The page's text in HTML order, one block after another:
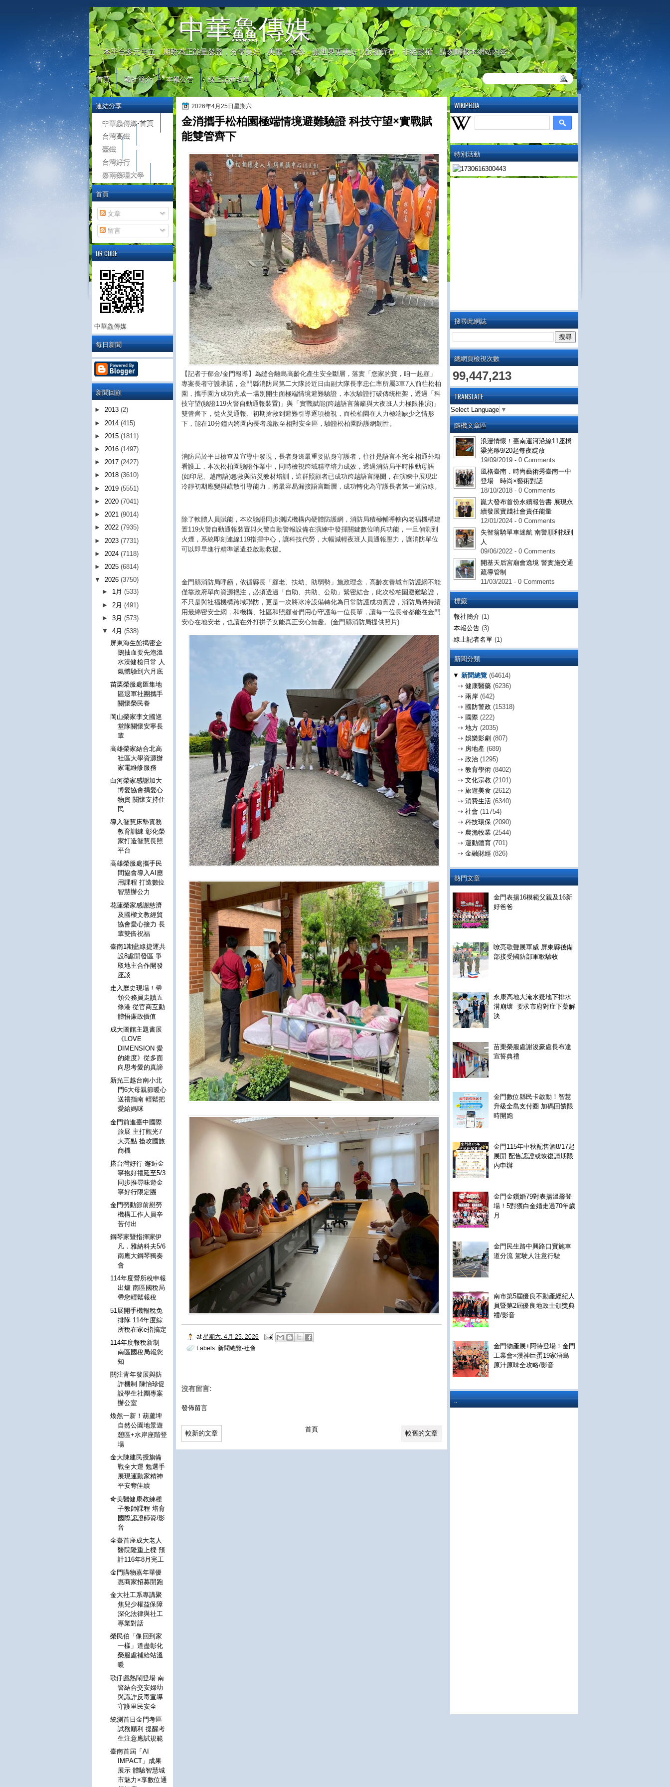
中華鱻傳媒
本平台多元中立，期盼為正能量發聲，分享美好、美麗、美學，讓世界更美好！版權所有，非經授權，請勿轉載本網站內容
首頁 報社簡介 本報公告 線上記者名單
WIKIPEDIA
特別活動
搜尋此網誌
總網頁檢視次數
99,447,213
TRANSLATE
Select Language ▼
隨機文章區
浪漫情懷！臺南運河沿線11座橋
梁光雕9/20起每夜綻放
19/09/2019 - 0 Comments
風格臺南．時尚藝術秀臺南一中
登場 時尚×藝術對話
18/10/2018 - 0 Comments
崑大發布首份永續報告書 展現永
續發展實踐社會責任能量
12/01/2024 - 0 Comments
失智翁騎單車迷航 南警順利找到
人
09/06/2022 - 0 Comments
開基天后宮廟會遶境 警實施交通
疏導管制
11/03/2021 - 0 Comments
標籤
報社簡介 (1)
本報公告 (3)
線上記者名單 (1)
新聞分類
▼ 新聞總覽 (64614)
⇢ 健康醫藥 (6236)
⇢ 兩岸 (642)
⇢ 國防警政 (15318)
⇢ 國際 (222)
⇢ 地方 (2035)
⇢ 娛樂影劇 (807)
⇢ 房地產 (689)
⇢ 政治 (1295)
⇢ 教育學術 (8402)
⇢ 文化宗教 (2101)
⇢ 旅遊美食 (2612)
⇢ 消費生活 (6340)
⇢ 社會 (11754)
⇢ 科技環保 (2090)
⇢ 農漁牧業 (2544)
⇢ 運動體育 (701)
⇢ 金融財經 (826)
熱門文章
金門表揚16模範父親及16新
好爸爸
嘹亮歌聲展軍威 屏東縣後備
部接受國防部軍歌驗收
永康高地大淹水疑地下排水
溝崩壞 要求市府對症下藥解
決
苗栗榮服處謝浚豪處長布達
宣誓典禮
金門數位縣民卡啟動！智慧
升級全島支付圈 加碼回饋限
時開跑
金門115年中秋配售酒8/17起
展開 配售認證或恢復請期限
內申辦
金門金鑽婚79對表揚溫馨登
場！5對獲白金婚走過70年歲
月
金門民生路中興路口實施車
道分流 駕駛人注意行駛
南市第5屆優良不動產經紀人
員暨第2屆優良地政士頒獎典
禮/影音
金門物產展+阿特登場！金門
工業會×漢神巨蛋19家浯島
原汁原味全攻略/影音
..
2026年4月25日星期六
金消攜手松柏園極端情境避難驗證 科技守望×實戰賦
能雙管齊下
【記者于郁金/金門報導】為縫合離島高齡化產生安全斷層，落實「您家的寶，咱一起顧」
專案長者守護承諾，金門縣消防局第二大隊於近日由副大隊長李忠仁率所屬3車7人前往松柏
園，攜手園方成功完成一場別開生面極端情境避難驗證，本次驗證打破傳統框架，透過「科
技守望(驗證119火警自動通報裝置)」與「實戰賦能(跨越語言藩籬與大夜班人力極限推演)」
雙管齊下，從火災通報、初期搶救到避難引導逐項檢視，而松柏園在人力極端缺少之情形
下，能在10分鐘內將園內長者疏散至相對安全區，驗證松柏園防護網韌性。
消防局於平日檢查及宣導中發現，長者身邊最重要貼身守護者，往往是語言不完全相通外籍
看護工，本次松柏園驗證作業中，同時檢視跨域精準培力成效，透過消防局平時推動母語
(如印尼、越南語)急救與防災教材培訓，這群照顧者已成功跨越語言隔閡，在演練中展現出
冷靜初期應變與疏散引導能力，將最容易漏接語言斷層，成功轉化為守護長者第一道防線。
除了軟體人員賦能，本次驗證同步測試機構內硬體防護網，消防局積極輔導轄內老福機構建
置119火警自動通報裝置與火警自動警報設備在演練中發揮關鍵數位哨兵功能，一旦偵測到
火煙，系統即刻連線119指揮中心，讓科技代勞，大幅減輕夜班人員通報壓力，讓消防單位
可以即早進行精準派遣並啟動救援。
金門縣消防局呼籲，依循縣長「顧老、扶幼、助弱勢」施政理念，高齡友善城市防護網不能
僅靠政府單向資源挹注，必須透過「自助、共助、公助」緊密結合，此次松柏園避難驗證，
不只是與社福機構跨域聯防，更是一次將冰冷設備轉化為日常防護成功實證，消防局將持續
用最綿密安全網，和機構、社區和照顧者們用心守護每一位長輩，讓每一位長者都能在金門
安心在地安老，也讓在外打拼子女能真正安心無憂。(金門縣消防局提供照片)
at 星期六, 4月 25, 2026
Labels: 新聞總覽-社會
沒有留言:
發佈留言
較新的文章 較舊的文章
首頁
連結分享
中華鱻傳媒-首頁
台灣高鐵
臺鐵
台灣好行
嘉南藥理大學
首頁
文章
留言
QR CODE
中華鱻傳媒
每日新聞
新聞回顧
► 2013 (2)
► 2014 (415)
► 2015 (1811)
► 2016 (1497)
► 2017 (2427)
► 2018 (3610)
► 2019 (5551)
► 2020 (7041)
► 2021 (9014)
► 2022 (7935)
► 2023 (7731)
► 2024 (7118)
► 2025 (6814)
▼ 2026 (3750)
► 1月(533)
► 2月(491)
►3月(573)
▼4月(538)
屏東海生館揭密企
鵝抽血要先泡溫
水澡健檢日常 人
氣體驗到六月底
苗栗榮服處匯集地
區退軍社團攜手
關懷榮民眷
岡山榮家李文國巡
堂隊關懷安寧長
輩
高雄榮家結合北高
社區大學資源辦
家電維修服務
白河榮家感謝加大
博愛協會捐愛心
物資 關懷支持住
民
導入智慧床墊實務
教育訓練 彰化榮
家打造智慧長照
平台
高雄榮服處攜手民
間協會導入AI應
用課程 打造數位
智慧辦公力
花蓮榮家感謝慈濟
及國樑文教經貿
協會愛心接力 長
輩雙倍祝福
臺南1期藍線捷運共
設8處開發區 爭
取地主合作開發
座談
走入歷史現場！帶
領公務員走讀五
條港 從官商互動
體悟廉政價值
成大圖館主題書展
《LOVE
DIMENSION 愛
的維度》從多面
向思考愛的真諦
新光三越台南小北
門6大母親節暖心
送禮指南 輕鬆把
愛給媽咪
金門前進臺中國際
旅展 主打觀光7
大亮點 搶攻國旅
商機
搭台灣好行-邂逅金
寧抱好禮延至5/3
同步推尋味遊金
寧好行限定團
金門勞動節前慰勞
機構工作人員辛
苦付出
鋼琴家暨指揮家伊
凡．雅納科夫5/6
南應大鋼琴獨奏
會
114年度營所稅申報
出爐 南區國稅局
帶您輕鬆報稅
51展開手機報稅免
排隊 114年度綜
所稅在家e指搞定
114年度報稅新制
南區國稅局報您
知
關注青年發展與防
詐機制 陳怡珍促
設學生社團專案
辦公室
煥然一新！葫蘆埤
自然公園地景遊
憩區+水岸座階登
場
金大陳建民授旗備
戰全大運 勉選手
展現運動家精神
平安奪佳績
奇美醫健康教練種
子教師課程 培育
國際認證師資/影
音
全臺首座成大老人
醫院隆重上樑 預
計116年8月完工
金門購物嘉年華優
惠商家招募開跑
金大社工系專講聚
焦兒少權益保障
深化法律與社工
專業對話
榮民伯「像回到家
一樣」道盡彰化
榮服處補給站溫
暖
歌仔戲熱鬧登場 南
警結合交安婦幼
與識詐反毒宣導
守護里民安全
統測首日金門考區
試務順利 提醒考
生注意應試規範
臺南首屆「AI
IMPACT」成果
展示 體驗智慧城
市魅力×享數位通